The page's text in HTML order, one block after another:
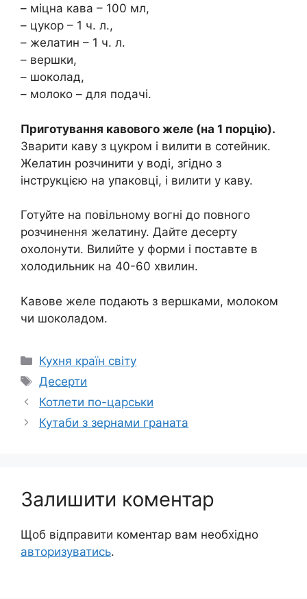
– міцна кава – 100 мл,
– цукор – 1 ч. л.,
– желатин – 1 ч. л.
– вершки,
– шоколад,
– молоко – для подачі.
Приготування кавового желе (на 1 порцію).
Зварити каву з цукром і вилити в сотейник.
Желатин розчинити у воді, згідно з
інструкцією на упаковці, і вилити у каву.
Готуйте на повільному вогні до повного
розчинення желатину. Дайте десерту
охолонути. Вилийте у форми і поставте в
холодильник на 40-60 хвилин.
Кавове желе подають з вершками, молоком
чи шоколадом.
Категорії
Кухня країн світу
Позначки
Десерти
Котлети по-царськи
Кутаби з зернами граната
Залишити коментар
Щоб відправити коментар вам необхідно
авторизуватись.